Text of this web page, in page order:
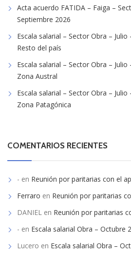
Acta acuerdo FATIDA – Faiga –
Septiembre 2026
Escala salarial – Sector Obra –
Resto del país
Escala salarial – Sector Obra –
Zona Austral
Escala salarial – Sector Obra –
Zona Patagónica
COMENTARIOS RECIENTES
- en Reunión por paritarias con el
Ferraro en Reunión por paritarias
DANIEL en Reunión por paritarias
- en Escala salarial Obra – Octubre
Lucero en Escala salarial Obra –